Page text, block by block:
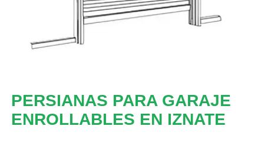
PERSIANAS PARA GARAJE
ENROLLABLES EN IZNATE